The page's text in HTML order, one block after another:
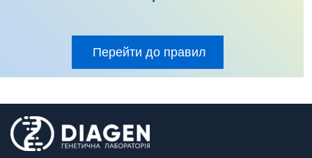
Перейти до правил